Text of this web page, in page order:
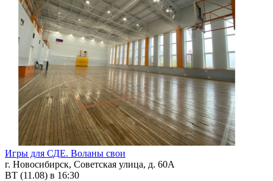
Игры для СДЕ. Воланы свои
г. Новосибирск, Советская улица, д. 60А
ВТ (11.08) в 16:30